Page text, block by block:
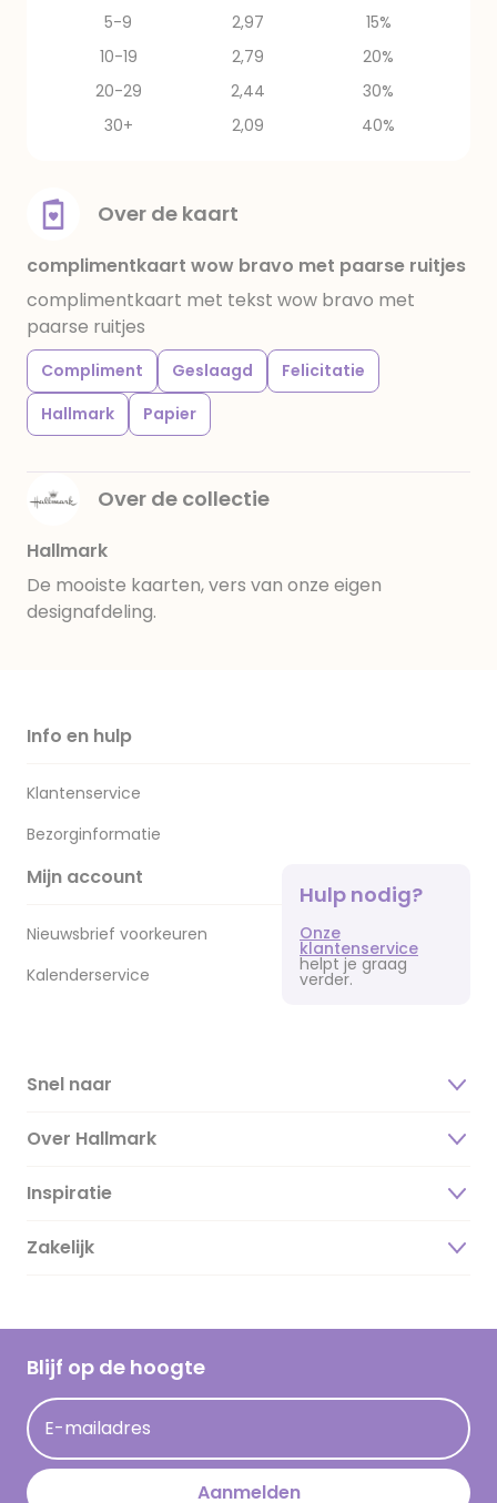
5-9
2,97
15%
10-19
2,79
20%
20-29
2,44
30%
30+
2,09 40%
Over de kaart
complimentkaart wow bravo met paarse ruitjes
complimentkaart met tekst wow bravo met
paarse ruitjes
Compliment Geslaagd
Felicitatie
Hallmark
Papier
Over de collectie
Hallmark
De mooiste kaarten, vers van onze eigen
designafdeling.
Info en hulp
Klantenservice
Bezorginformatie
Mijn account
Nieuwsbrief voorkeuren
Kalenderservice
Hulp nodig?
Onze
klantenservice
helpt je graag
verder.
Snel naar
Over Hallmark
Over ons
Duurzaamheid
Hallmark Kaartclub
Acties
Persberichten
Hallmark en Kinderpostzegels
Inspiratie
Magazine
Cadeau inspiratie
Kaartinspiratie
Zakelijk
Blijf op de hoogte
E-mailadres
Aanmelden